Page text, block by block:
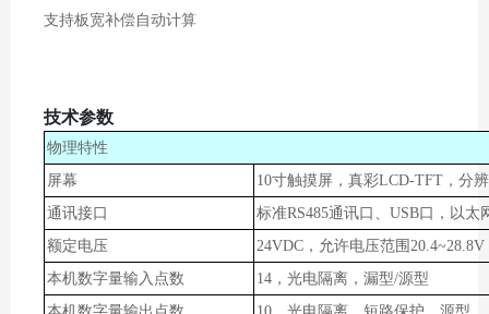
支持板宽补偿自动计算
技术参数
物理特性
屏幕
10寸触摸屏，真彩LCD-TFT，分辨
通讯接口
标准RS485通讯口、USB口，以太
额定电压
24VDC ， 允许电压范围20.4~28.8V
本机数字量输入点数
14，光电隔离， 漏型/源型